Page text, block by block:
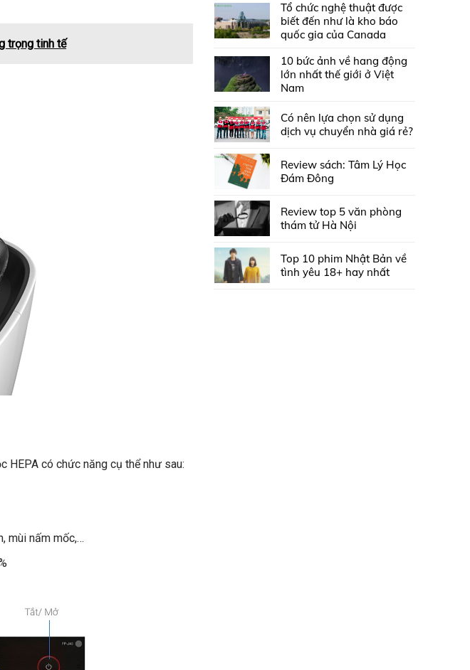
trọng tinh tế
HEPA có chức năng cụ thể như sau:
mùi nấm mốc,…
Tổ chức nghệ thuật được
biết đến như là kho báo
quốc gia của Canada
10 bức ảnh về hang động
lớn nhất thế giới ở Việt
Nam
Có nên lựa chọn sử dụng
dịch vụ chuyển nhà giá rẻ?
Review sách: Tâm Lý Học
Đám Đông
Review top 5 văn phòng
thám tử Hà Nội
Top 10 phim Nhật Bản về
tình yêu 18+ hay nhất